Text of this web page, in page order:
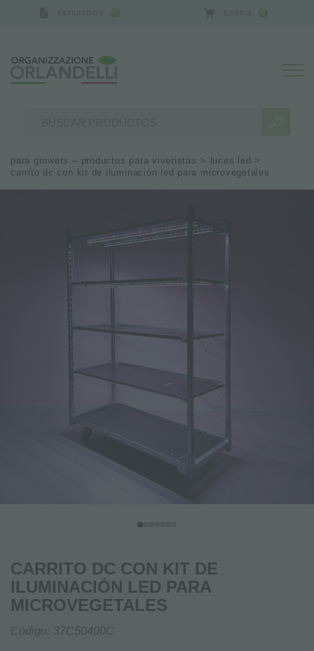
0 0
MÁS RESULTADOS PARA USTED:
para growers – productos para viveristas > luces led
>
carrito dc con kit de iluminación led para microvegetales
CARRITO DC CON KIT DE
ILUMINACIÓN LED PARA
MICROVEGETALES
Código: 37C50400C